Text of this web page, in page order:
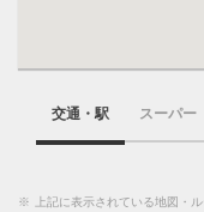
交通・駅 スーパー
※
上記に表示されている地図・